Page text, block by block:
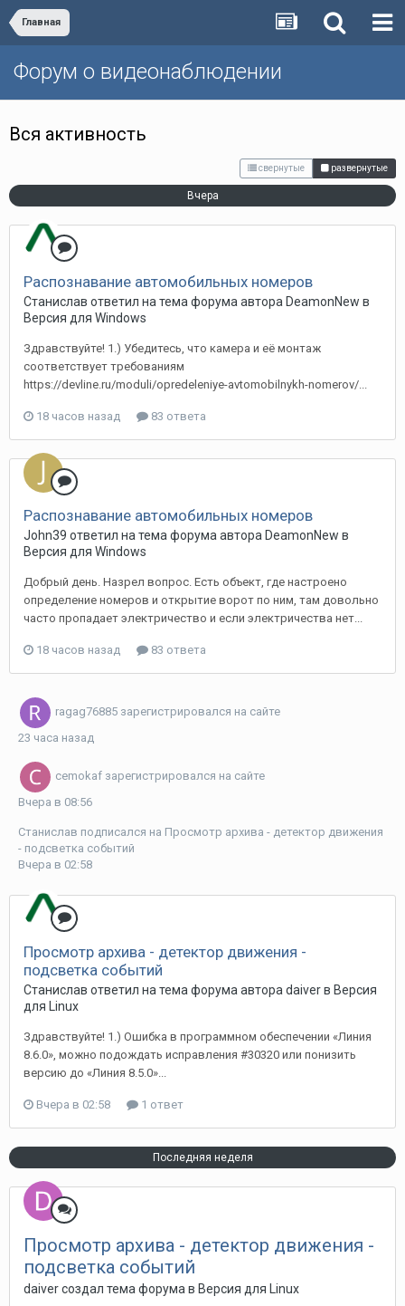
Главная
Форум о видеонаблюдении
Вся активность
свернутые развернутые
Вчера
Распознавание автомобильных номеров
Станислав ответил на тема форума автора DeamonNew в
Версия для Windows
Здравствуйте! 1.) Убедитесь, что камера и её монтаж
соответствует требованиям
https://devline.ru/moduli/opredeleniye-avtomobilnykh-nomerov/...
18 часов назад 83 ответа
Распознавание автомобильных номеров
John39 ответил на тема форума автора DeamonNew в
Версия для Windows
Добрый день. Назрел вопрос. Есть объект, где настроено
определение номеров и открытие ворот по ним, там довольно
часто пропадает электричество и если электричества нет...
18 часов назад 83 ответа
ragag76885 зарегистрировался на сайте
23 часа назад
cemokaf зарегистрировался на сайте
Вчера в 08:56
Станислав подписался на Просмотр архива - детектор движения
- подсветка событий
Вчера в 02:58
Просмотр архива - детектор движения -
подсветка событий
Станислав ответил на тема форума автора daiver в Версия
для Linux
Здравствуйте! 1.) Ошибка в программном обеспечении «Линия
8.6.0», можно подождать исправления #30320 или понизить
версию до «Линия 8.5.0»...
Вчера в 02:58 1 ответ
Последняя неделя
Просмотр архива - детектор движения -
подсветка событий
daiver создал тема форума в Версия для Linux